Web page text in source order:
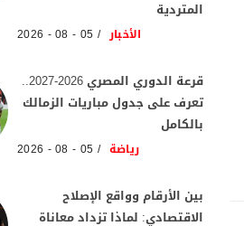
المتردية
الأخبار 05 - 08 - 2026
قرعة الدوري المصري 2026-2027..
تعرف على جدول مباريات الزمالك
بالكامل
رياضة 05 - 08 - 2026
بين الأرقام وواقع الإصلاح
الاقتصادي: لماذا تزداد معاناة